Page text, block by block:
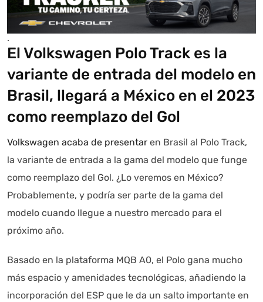
.
El Volkswagen Polo Track es la
variante de entrada del modelo en
Brasil, llegará a México en el 2023
como reemplazo del Gol
Volkswagen acaba de presentar en Brasil al Polo Track,
la variante de entrada a la gama del modelo que funge
como reemplazo del Gol. ¿Lo veremos en México?
Probablemente, y podría ser parte de la gama del
modelo cuando llegue a nuestro mercado para el
próximo año.
Basado en la plataforma MQB A0, el Polo gana mucho
más espacio y amenidades tecnológicas, añadiendo la
incorporación del ESP que le da un salto importante en